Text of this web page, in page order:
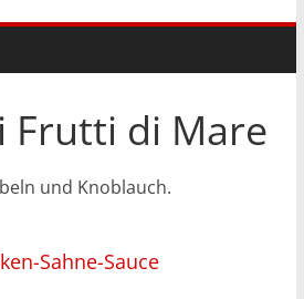
Frutti di Mare
und Knoblauch.
Sahne-Sauce